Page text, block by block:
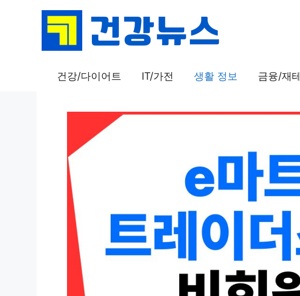
건강/다이어트 IT/가전 생활 정보 금융/재